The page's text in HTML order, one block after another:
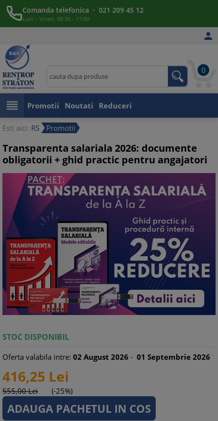
Comanda telefonica · 021 209 45 12
Luni – Vineri, 08:30 – 17:00

0
 Promotii Noutati Reduceri
Esti aici: RS Promotii
Transparenta salariala 2026: documente
obligatorii + ghid practic pentru angajatori
STOC DISPONIBIL
555,00Lei (-25%)
416,25 Lei
Oferta valabila intre: 02 August 2026 - 01 Septembrie 2026